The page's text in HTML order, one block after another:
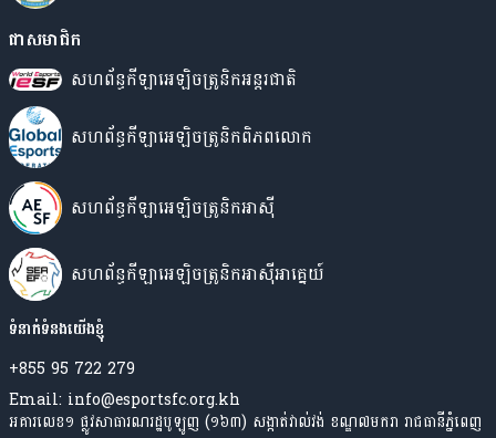
ជាសមាជិក
សហព័ន្ធកីឡាអេឡិចត្រូនិកអន្តរជាតិ
សហព័ន្ធកីឡាអេឡិចត្រូនិកពិភពលោក
សហព័ន្ធកីឡាអេឡិចត្រូនិកអាស៊ី
សហព័ន្ធ​កីឡា​​អេឡិចត្រូនិក​អាស៊ី​អាគ្នេយ៍
ទំនាក់ទំនងយើងខ្ញុំ
+855 95 722 279
Email: info@esportsfc.org.kh
អគារលេខ១ ផ្លូវសាធារណរដ្ឋបូឡូញ (១៦៣) សង្កាត់វាល់វង់ ខណ្ឌ៧មករា រាជធានីភ្នំពេញ